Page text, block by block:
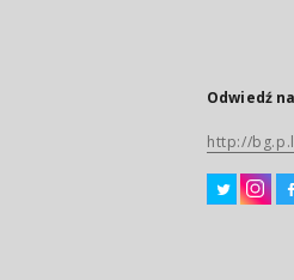
Odwiedź
http://